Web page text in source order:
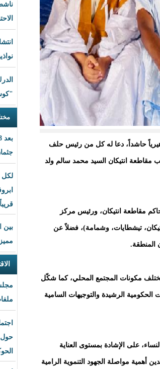
لكل
بين
حول
المركز الإداري، يوم السبت 30 مايو 2026، لقاءً جماهيرياً حاشداً، دعا له كل من رئيس حلف
مقاطعة انتيكان السيد محمد سالم ولد
مقاطعة انتيكان، ورئيس مركز
الأخرى (انتيكان، تيشطايات، وشمامة)، فضلاً عن
المنطقة.
مختلف مكونات المجتمع المحلي، كما شكّل
الرشيدة والتوجيهات السامية
على الإشادة بمستوى العناية
أهمية مواصلة الجهود التنموية الرامية